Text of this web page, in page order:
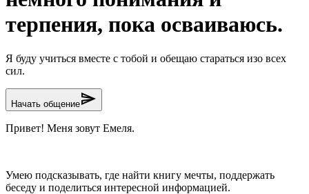
терпения, пока осваиваюсь.
Я буду учиться вместе с тобой и обещаю стараться изо всех
сил.
Начать общениеsend
Привет! Меня зовут Емеля.
Умею подсказывать, где найти книгу мечты, поддержать
беседу и поделиться интересной информацией.